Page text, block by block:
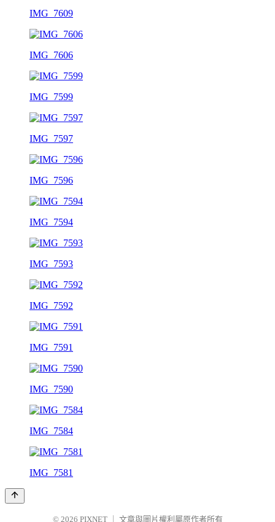
IMG_7609
IMG_7606
IMG_7599
IMG_7597
IMG_7596
IMG_7594
IMG_7593
IMG_7592
IMG_7591
IMG_7590
IMG_7584
IMG_7581
© 2026 PIXNET 文章與圖片權利屬原作者所有